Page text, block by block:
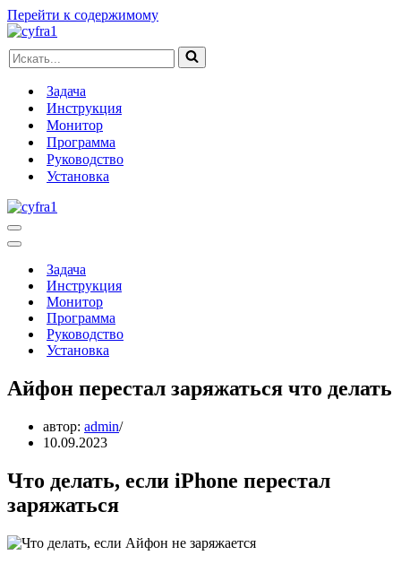
Перейти к содержимому
Искать...
Задача
Инструкция
Монитор
Программа
Руководство
Установка
Меню
навигации
Меню
навигацииЗадача
Инструкция
Монитор
Программа
Руководство
Установка
Айфон перестал заряжаться что делать
автор: admin
10.09.2023
Что делать, если iPhone перестал
заряжаться